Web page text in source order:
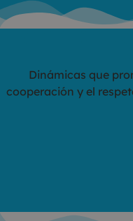
Dinámicas que
cooperación y el